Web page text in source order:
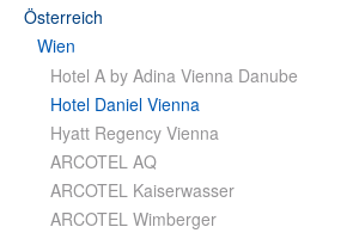
Österreich
Wien
Hotel A by Adina Vienna Danube
Hotel Daniel Vienna
Hyatt Regency Vienna
ARCOTEL AQ
ARCOTEL Kaiserwasser
ARCOTEL Wimberger